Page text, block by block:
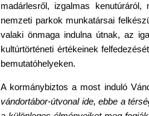
madárlesről, izgalmas
nemzeti parkok munkatársai
valaki önmaga indulna útnak, az
kultúrtörténeti értékeinek
bemutatóhelyeken.
A kormánybiztos a most induló
vándortábor-útvonal ide, ebbe a